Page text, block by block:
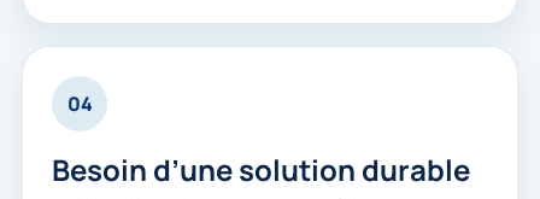
04
Besoin d’une solution durable